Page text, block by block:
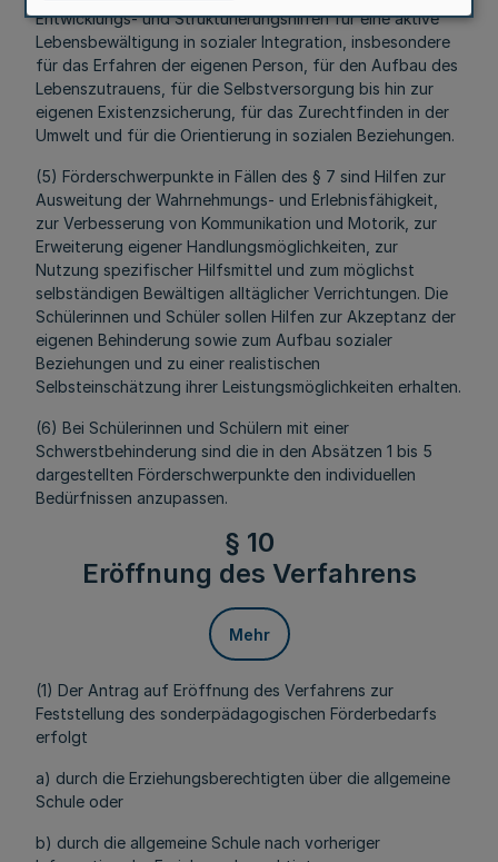
Entwicklungs- und Strukturierungshilfen für eine aktive
Lebensbewältigung in sozialer Integration, insbesondere
für das Erfahren der eigenen Person, für den Aufbau des
Lebenszutrauens, für die Selbstversorgung bis hin zur
eigenen Existenzsicherung, für das Zurechtfinden in der
Umwelt und für die Orientierung in sozialen Beziehungen.
(5) Förderschwerpunkte in Fällen des § 7 sind Hilfen zur
Ausweitung der Wahrnehmungs- und Erlebnisfähigkeit,
zur Verbesserung von Kommunikation und Motorik, zur
Erweiterung eigener Handlungsmöglichkeiten, zur
Nutzung spezifischer Hilfsmittel und zum möglichst
selbständigen Bewältigen alltäglicher Verrichtungen. Die
Schülerinnen und Schüler sollen Hilfen zur Akzeptanz der
eigenen Behinderung sowie zum Aufbau sozialer
Beziehungen und zu einer realistischen
Selbsteinschätzung ihrer Leistungsmöglichkeiten erhalten.
(6) Bei Schülerinnen und Schülern mit einer
Schwerstbehinderung sind die in den Absätzen 1 bis 5
dargestellten Förderschwerpunkte den individuellen
Bedürfnissen anzupassen.
§ 10
Eröffnung des Verfahrens
Mehr
(1) Der Antrag auf Eröffnung des Verfahrens zur
Feststellung des sonderpädagogischen Förderbedarfs
erfolgt
a) durch die Erziehungsberechtigten über die allgemeine
Schule oder
b) durch die allgemeine Schule nach vorheriger